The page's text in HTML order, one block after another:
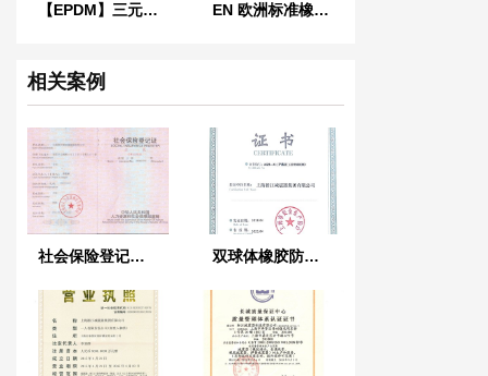
【EPDM】三元乙丙橡胶软接头 EN 欧洲标准橡胶膨胀节
相关案例
社会保险登记证书 双球体橡胶防震接头安装技巧讲解